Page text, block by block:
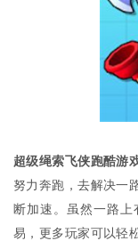
超级绳索飞侠跑酷游
努力奔跑，去解决一
断加速。虽然一路
易，更多玩家可以轻